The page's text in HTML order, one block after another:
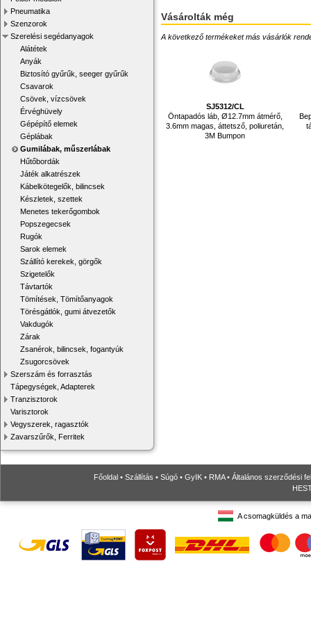
Pneumatika
Szenzorok
Szerelési segédanyagok
Alátétek
Anyák
Biztosító gyűrűk, seeger gyűrűk
Csavarok
Csövek, vízcsövek
Érvéghüvely
Gépépítő elemek
Géplábak
Gumilábak, műszerlábak
Hűtőbordák
Játék alkatrészek
Kábelkötegelők, bilincsek
Készletek, szettek
Menetes tekerőgombok
Popszegecsek
Rugók
Sarok elemek
Szállító kerekek, görgők
Szigetelők
Távtartók
Tömítések, Tömítőanyagok
Törésgátlók, gumi átvezetők
Vakdugók
Zárak
Zsanérok, bilincsek, fogantyúk
Zsugorcsövek
Szerszám és forrasztás
Tápegységek, Adapterek
Tranzisztorok
Varisztorok
Vegyszerek, ragasztók
Zavarszűrők, Ferritek
Vásárolták még
A következő termékeket más vásárlók
SJ5312/CL
Öntapadós láb, Ø12.7mm átmérő,
3.6mm magas, áttetsző, poliuretán,
3M Bumpon
Főoldal • Szállítás • Súgó • GyIK • RMA• Általános szerződési
A csomagküldés a